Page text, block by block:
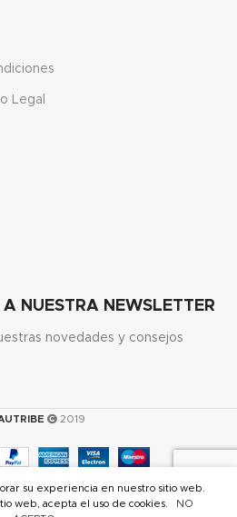
Legal
A NUESTRA NEWSLETTER
novedades y consejos
2019
su experiencia en nuestro sitio web.
web, acepta el uso de cookies.
NO